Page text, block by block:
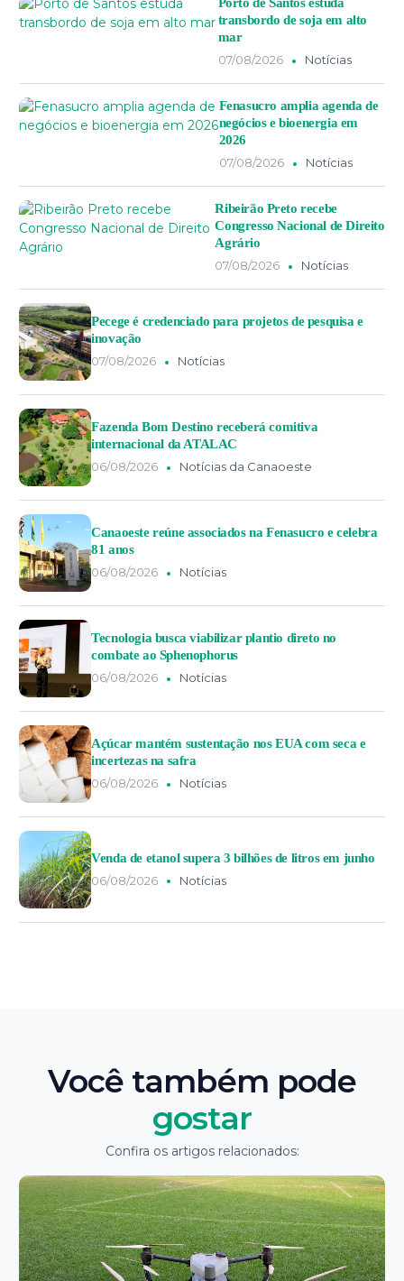
transbordo de soja em alto
mar
07/08/2026
Notícias
Fenasucro amplia agenda de
negócios e bioenergia em
2026
07/08/2026
Notícias
Ribeirão Preto recebe
Congresso Nacional de Direito
Agrário
07/08/2026
Notícias
Pecege é credenciado para projetos de pesquisa e
inovação
07/08/2026
Notícias
Fazenda Bom Destino receberá comitiva
internacional da ATALAC
06/08/2026
Notícias da Canaoeste
Canaoeste reúne associados na Fenasucro e celebra
81 anos
06/08/2026
Notícias
Tecnologia busca viabilizar plantio direto no
combate ao Sphenophorus
06/08/2026
Notícias
Açúcar mantém sustentação nos EUA com seca e
incertezas na safra
06/08/2026
Notícias
Venda de etanol supera 3 bilhões de litros em junho
06/08/2026
Notícias
Você também pode
gostar
Confira os artigos relacionados: